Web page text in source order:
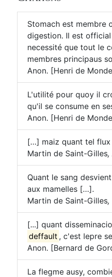
Stomach est membre
digestion. Il est
necessité que tout le
membres principaus
Anon. [Henri de
L'utilité pour quoy il
qu'il se consume en
Anon. [Henri de
[…] maiz quant tel flux
Martin de Saint-Gilles,
Quant le sang
aux mamelles […].
Martin de Saint-Gilles,
[...] quant
deffault , c'est lepre
Anon. [Bernard de
La flegme ausy,